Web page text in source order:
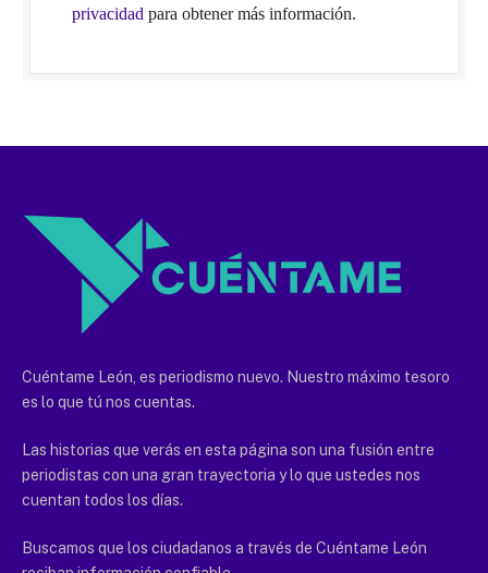
privacidad para obtener más información.
Cuéntame León, es periodismo nuevo. Nuestro máximo tesoro
es lo que tú nos cuentas.
Las historias que verás en esta página son una fusión entre
periodistas con una gran trayectoria y lo que ustedes nos
cuentan todos los días.
Buscamos que los ciudadanos a través de Cuéntame León